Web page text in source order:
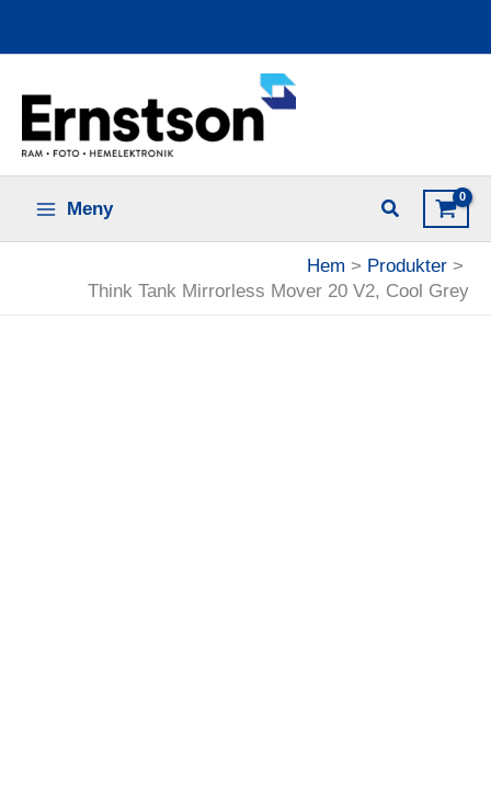
Meny
Hem
Produkter
Think Tank Mirrorless Mover 20 V2, Cool Grey